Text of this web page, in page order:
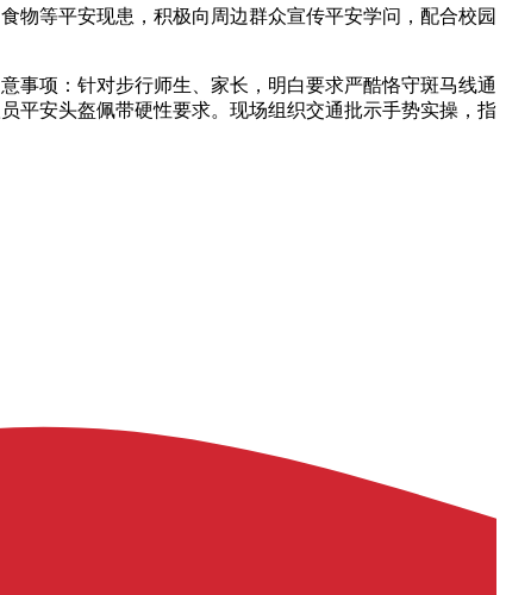
等平安现患，积极向周边群众宣传平安学问，配合校园
项：针对步行师生、家长，明白要求严酷恪守斑马线通
平安头盔佩带硬性要求。现场组织交通批示手势实操，指